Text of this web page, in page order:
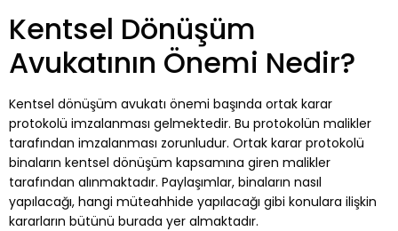
Kentsel Dönüşüm
Avukatının Önemi Nedir?
Kentsel dönüşüm avukatı önemi başında ortak karar
protokolü imzalanması gelmektedir. Bu protokolün malikler
tarafından imzalanması zorunludur. Ortak karar protokolü
binaların kentsel dönüşüm kapsamına giren malikler
tarafından alınmaktadır. Paylaşımlar, binaların nasıl
yapılacağı, hangi müteahhide yapılacağı gibi konulara ilişkin
kararların bütünü burada yer almaktadır.